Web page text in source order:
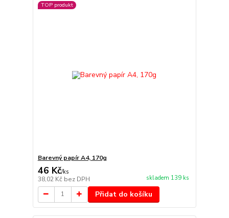
TOP produkt
Barevný papír A4, 170g
46 Kč/ks
38,02 Kč bez DPH skladem 139 ks
Přidat do košíku